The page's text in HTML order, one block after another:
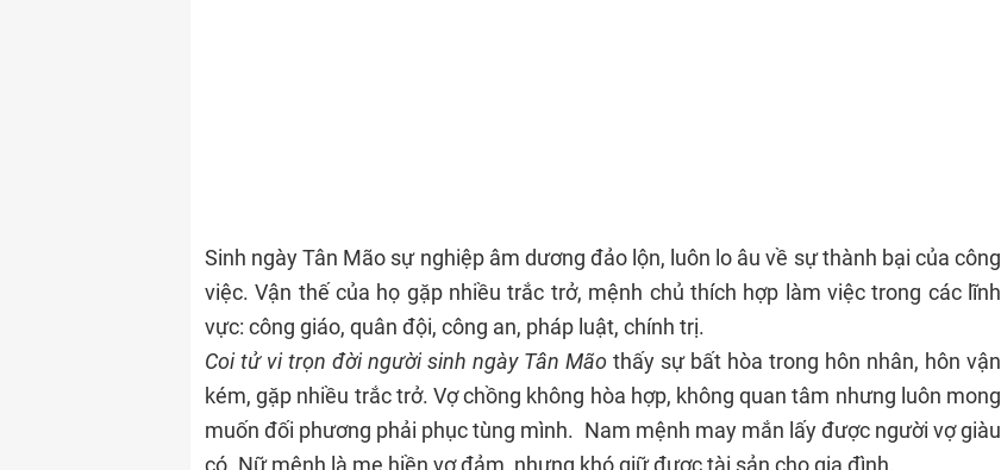
Sinh ngày Tân Mão sự nghiệp âm dương đảo lộn, luôn lo âu về sự thành bại của công
việc. Vận thế của họ gặp nhiều trắc trở, mệnh chủ thích hợp làm việc trong các lĩnh
vực: công giáo, quân đội, công an, pháp luật, chính trị.
Coi tử vi trọn đời người sinh ngày Tân Mão thấy sự bất hòa trong hôn nhân, hôn vận
kém, gặp nhiều trắc trở. Vợ chồng không hòa hợp, không quan tâm nhưng luôn mong
muốn đối phương phải phục tùng mình. Nam mệnh may mắn lấy được người vợ giàu
có. Nữ mệnh là mẹ hiền vợ đảm, nhưng khó giữ được tài sản cho gia đình.